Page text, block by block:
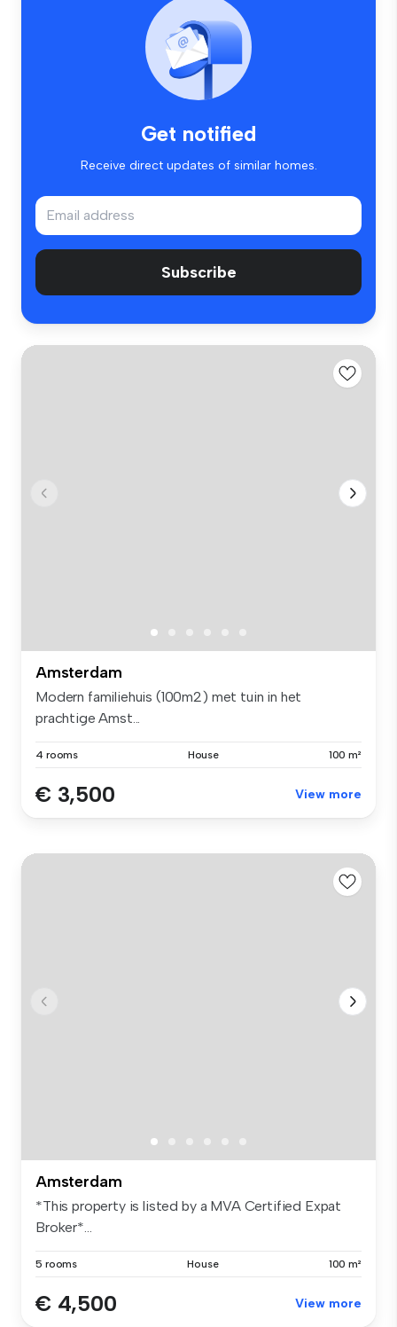
Get notified
Receive direct updates of similar homes.
Subscribe
Amsterdam
Modern familiehuis (100m2) met tuin in het
prachtige Amst...
4 rooms House 100 m²
€ 3,500 View more
Amsterdam
*This property is listed by a MVA Certified Expat
Broker*...
5 rooms House 100 m²
€ 4,500 View more